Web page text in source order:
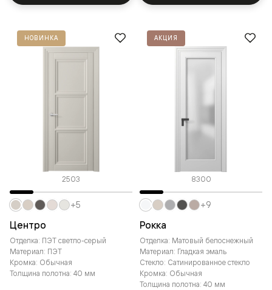
НОВИНКА
2503
Центро
Отделка: ПЭТ светло-серый
Материал: ПЭТ
Кромка: Обычная
Толщина полотна: 40 мм
+5
АКЦИЯ
8300
Рокка
Отделка: Матовый белоснежный
Материал: Гладкая эмаль
Стекло: Сатинированное стекло
Кромка: Обычная
Толщина полотна: 40 мм
+9